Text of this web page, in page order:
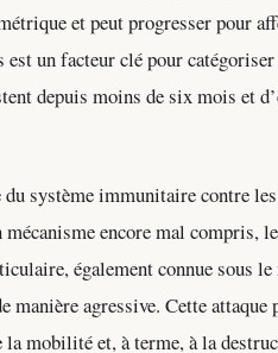
et peut progresser pour
un facteur clé pour
depuis moins de six mois et
système immunitaire contre
encore mal compris,
également connue sous le
agressive. Cette attaque
mobilité et, à terme, à la